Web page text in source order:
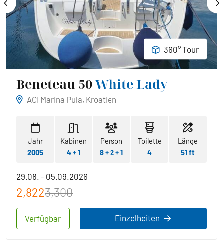
Beneteau 50White Lady
ACI Marina Pula, Kroatien
Jahr
2005
Kabinen
4 + 1
Person
8 + 2 + 1
Toilette
4
Länge
51 ft
360° Tour
Verfügbar
29.08. - 05.09.2026
2,8223,300
Einzelheiten